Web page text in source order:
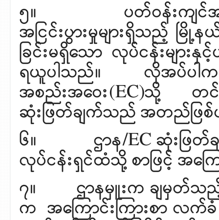
၅။ ပတ်ဝန်းကျင်အနှော
အငြင်းပွားမှုများရှိသည့် မ
ခြင်းမရှိသော လုပ်ငန်းမျာ
ရယူပါသည်။ လိုအပ်ပါ
အစည်းအဝေး(EC)သို့ တင်
ဆုံးဖြတ်ချက်သည် အတည်ဖြစ်
၆။ ဌာန/EC ဆုံးဖြတ်ချ
လုပ်ငန်းရှင်ထံသို့ စာဖြင့် အကြ
၇။ ဌာနမှူးက ချမှတ်သည့်
က အကြောင်းကြားစာ လက်